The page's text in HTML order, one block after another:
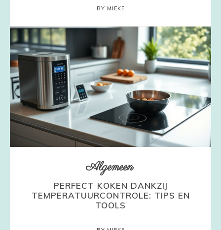
BY MIEKE
Algemeen
PERFECT KOKEN DANKZIJ
TEMPERATUURCONTROLE: TIPS EN
TOOLS